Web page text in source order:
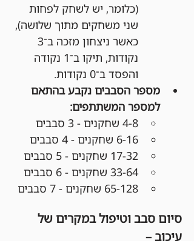
(כלומר, יש לשחק לפחות
שני משחקים מתוך שלושה),
נקודות, תיקו ב־1 נקודה
והפסד ב־0 נקודות.
מספר הסבבים נקבע בהתאם
למספר המשתתפים:
4-8 שחקנים - 3 סבבים
6-16 שחקנים - 4 סבבים
17-32 שחקנים - 5 סבבים
33-64 שחקנים - 6 סבבים
65-128 שחקנים - 7 סבבים
סיום סבב וטיפול במקרים של
עיכוב –